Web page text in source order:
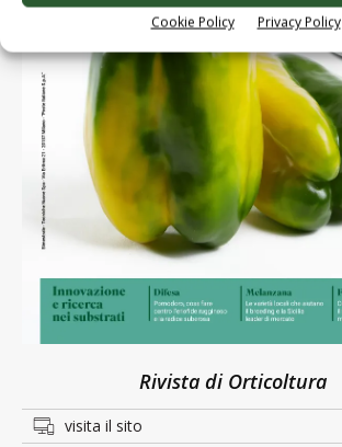
Cookie Policy Privacy Policy
Rivista di Orticoltura
visita il sito